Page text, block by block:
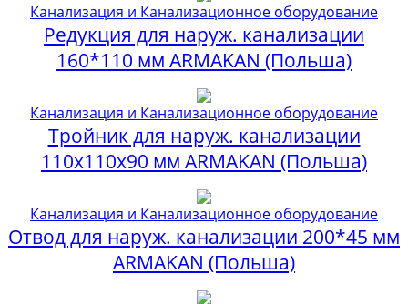
Канализация и Канализационное оборудование
Редукция для наруж. канализации
160*110 мм ARMAKAN (Польша)
Канализация и Канализационное оборудование
Тройник для наруж. канализации
110х110х90 мм ARMAKAN (Польша)
Канализация и Канализационное оборудование
Отвод для наруж. канализации 200*45 мм
ARMAKAN (Польша)